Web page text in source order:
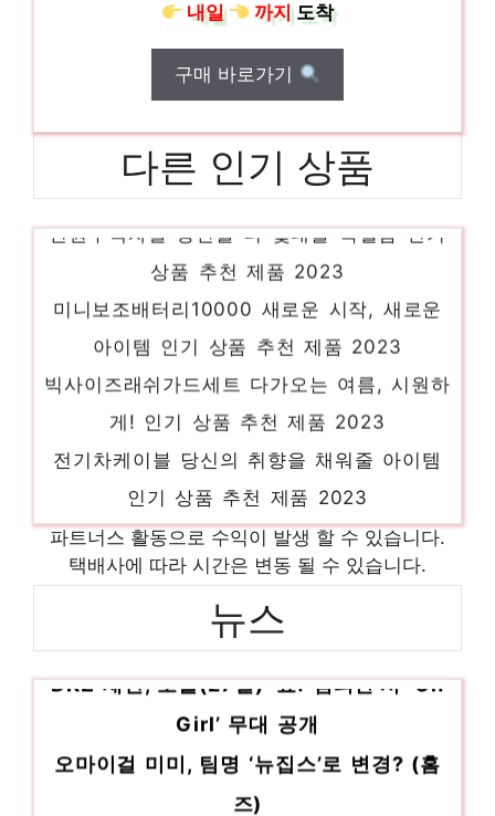
내일
까지도착
구매 바로가기
다른 인기 상품
상품 추천 제품 2023
미니보조배터리10000 새로운 시작, 새로운
아이템 인기 상품 추천 제품 2023
빅사이즈래쉬가드세트 다가오는 여름, 시원하
게! 인기 상품 추천 제품 2023
상품명로지텍버티컬trackmanmarble트랙볼
유선usb인체공학마우스 놀라운 당신을 위한
최고의 선택 인기 상품 추천 제품 2023
남자래쉬가드집업 마음이 움직이는 디자인 아
닌텐도스위치스포츠 소장가치 100%의 특별
파트너스 활동으로 수익이 발생 할 수 있습니다.
택배사에 따라 시간은 변동 될 수 있습니다.
뉴스
Girl’ 무대 공개
오마이걸 미미, 팀명 ‘뉴집스’로 변경? (홈
즈)